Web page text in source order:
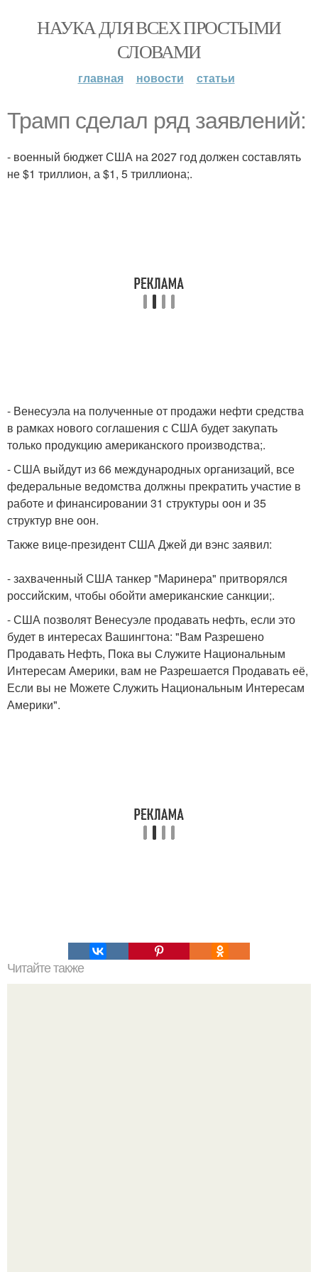
НАУКА ДЛЯ ВСЕХ ПРОСТЫМИ
СЛОВАМИ
главная новости статьи
Трамп сделал ряд заявлений:
- военный бюджет США на 2027 год должен составлять
не $1 триллион, а $1, 5 триллиона;.
- Венесуэла на полученные от продажи нефти средства
в рамках нового соглашения с США будет закупать
только продукцию американского производства;.
- США выйдут из 66 международных организаций, все
федеральные ведомства должны прекратить участие в
работе и финансировании 31 структуры оон и 35
структур вне оон.
Также вице-президент США Джей ди вэнс заявил:
- захваченный США танкер "Маринера" притворялся
российским, чтобы обойти американские санкции;.
- США позволят Венесуэле продавать нефть, если это
будет в интересах Вашингтона: "Вам Разрешено
Продавать Нефть, Пока вы Служите Национальным
Интересам Америки, вам не Разрешается Продавать её,
Если вы не Можете Служить Национальным Интересам
Америки".
Читайте также